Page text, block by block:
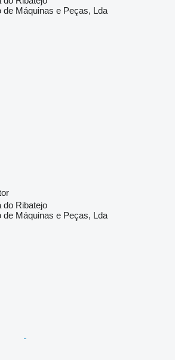
Máquinas e Peças, Lda
do Ribatejo
Máquinas e Peças, Lda